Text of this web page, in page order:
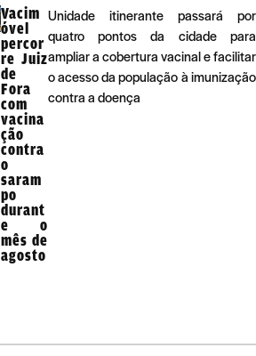
Vacim
óvel
percor
re Juiz
de
Fora
com
vacina
ção
contra
o
saram
po
durant
e o
mês de
agosto
Unidade itinerante passará por
quatro pontos da cidade para
ampliar a cobertura vacinal e facilitar
o acesso da população à imunização
contra a doença